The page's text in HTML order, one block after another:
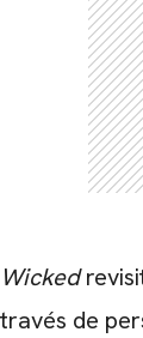
Wicked
través de